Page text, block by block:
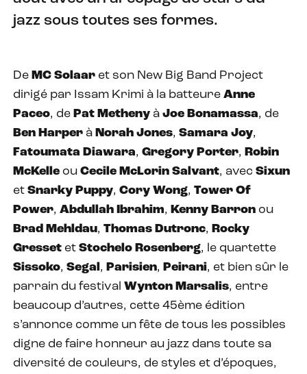
jazz sous toutes ses formes.
De MC Solaar et son New Big Band Project
dirigé par Issam Krimi à la batteure Anne
Paceo, de Pat Metheny à Joe Bonamassa, de
Ben Harper à Norah Jones, Samara Joy,
Fatoumata Diawara, Gregory Porter, Robin
McKelle ou Cecile McLorin Salvant, avec Sixun
et Snarky Puppy, Cory Wong, Tower Of
Power, Abdullah Ibrahim, Kenny Barron ou
Brad Mehldau, Thomas Dutronc, Rocky
Gresset et Stochelo Rosenberg, le quartette
Sissoko, Segal, Parisien, Peirani, et bien sûr le
parrain du festival Wynton Marsalis, entre
beaucoup d’autres, cette 45ème édition
s’annonce comme un fête de tous les possibles
digne de faire honneur au jazz dans toute sa
diversité de couleurs, de styles et d’époques,